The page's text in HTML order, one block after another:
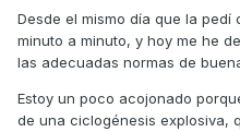
Desde el mismo día que la pedí
minuto a minuto, y hoy me he
las adecuadas normas de
Estoy un poco acojonado
de una ciclogénesis explosiva,